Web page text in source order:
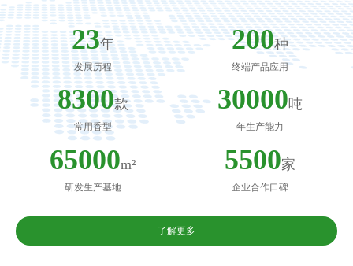
23年
发展历程
200种
终端产品应用
8300款
常用香型
30000吨
年生产能力
65000m²
研发生产基地
5500家
企业合作口碑
了解更多